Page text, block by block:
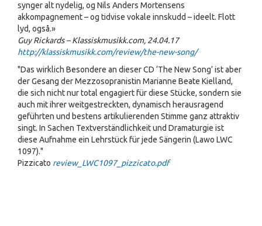
synger alt nydelig, og Nils Anders Mortensens
akkompagnement – og tidvise vokale innskudd – ideelt. Flott
lyd, også.»
Guy Rickards – Klassiskmusikk.com, 24.04.17
http://klassiskmusikk.com/review/the-new-song/
"Das wirklich Besondere an dieser CD ‘The New Song’ ist aber
der Gesang der Mezzosopranistin Marianne Beate Kielland,
die sich nicht nur total engagiert für diese Stücke, sondern sie
auch mit ihrer weitgestreckten, dynamisch herausragend
geführten und bestens artikulierenden Stimme ganz attraktiv
singt. In Sachen Textverständlichkeit und Dramaturgie ist
diese Aufnahme ein Lehrstück für jede Sängerin (Lawo LWC
1097)."
Pizzicato review_LWC1097_pizzicato.pdf